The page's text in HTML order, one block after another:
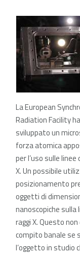
La European
Radiation Facility ha
sviluppato un
forza atomica
per l’uso sulle linee
X. Un possibile
posizionamento
oggetti di
nanoscopiche sulla
raggi X. Questo non
compito banale se
l’oggetto in studio